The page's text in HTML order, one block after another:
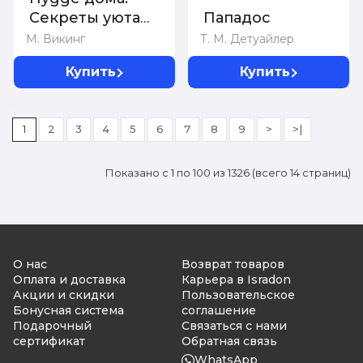
М. Викинг
Секреты уюта
по-датски
Купить
Т. М. Детуайлер
Пападос
Купить
1 2 3 4 5 6 7 8 9 > >|
Показано с 1 по 100 из 1326 (всего 14 страниц)
О нас
Оплата и доставка
Акции и скидки
Бонусная система
Подарочный
сертификат
Возврат товаров
Карьера в Isradon
Пользовательское
соглашение
Связаться с нами
Обратная связь
WhatsApp